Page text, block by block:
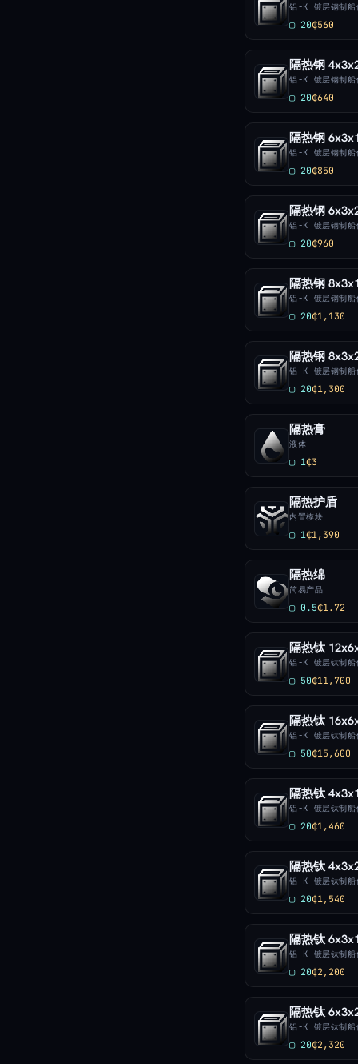
铝-K 镀层钢制船
▢ 20₵560
隔热钢
铝-K 镀层钢制船
▢ 20₵640
隔热钢
铝-K 镀层钢制船
▢ 20₵850
隔热钢
铝-K 镀层钢制船
▢ 20₵960
隔热钢
铝-K 镀层钢制船
▢ 20₵1,130
隔热钢
铝-K 镀层钢制船
▢ 20₵1,300
隔热膏
液体
▢ 1₵3
隔热护盾
内置模块
▢ 1₵1,390
隔热绵
简易产品
▢ 0.5₵1.72
隔热钛
铝-K 镀层钛制船
▢ 50₵11,700
隔热钛
铝-K 镀层钛制船
▢ 50₵15,600
隔热钛
铝-K 镀层钛制船
▢ 20₵1,460
隔热钛
铝-K 镀层钛制船
▢ 20₵1,540
隔热钛
铝-K 镀层钛制船
▢ 20₵2,200
隔热钛
铝-K 镀层钛制船
▢ 20₵2,320